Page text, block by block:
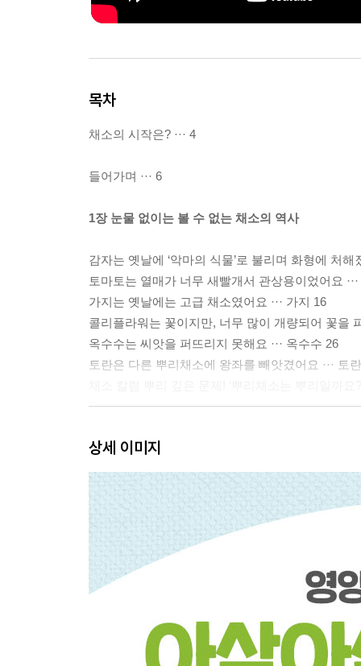
목차
채소의 시작은? ··· 4
들어가며 ··· 6
1장 눈물 없이는 볼 수 없는 채소의 역사
감자는 옛날에 ‘악마의 식물’로 불리며 화형에 처해
토마토는 열매가 너무 새빨개서 관상용이었어요
가지는 옛날에는 고급 채소였어요 ··· 가지 16
콜리플라워는 꽃이지만, 너무 많이 개량되어 꽃을
옥수수는 씨앗을 퍼뜨리지 못해요 ··· 옥수수 26
토란은 다른 뿌리채소에 왕좌를 빼앗겼어요 ··· 토
무다리는 날씬한 다리를 칭찬하는 말이었대요 ···
순무는 힘주지 않아도 쉽게 뽑을 수 있어요 ··· 순무
토끼는 사실 당근을 안 좋아한대요 ··· 당근 44
우엉은 해외에서는 그냥 잡초예요 ··· 우엉 48
오이는 사실 녹색 가면을 쓰고 위장한 거예요 ··· 오
피망은 덜 익었을 때 먹어서 쓴맛이 나요 ··· 피망 56
연근은 뿌리 근(根) 자를 쓰는데도 뿌리가 아니래요
채소 칼럼 스파이를 찾아라! 채소 분류 퀴즈 ··· 68
상세 이미지